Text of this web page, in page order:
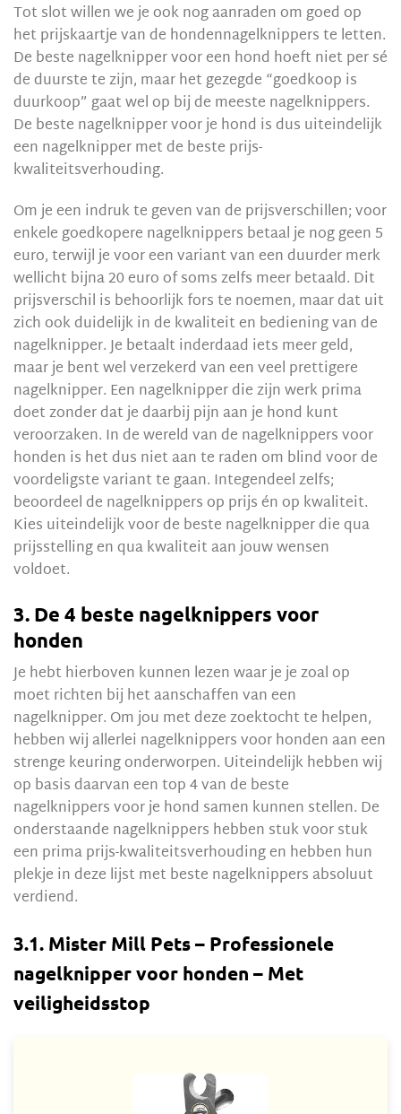
Tot slot willen we je ook nog aanraden om goed op
het prijskaartje van de hondennagelknippers te letten.
De beste nagelknipper voor een hond hoeft niet per sé
de duurste te zijn, maar het gezegde “goedkoop is
duurkoop” gaat wel op bij de meeste nagelknippers.
De beste nagelknipper voor je hond is dus uiteindelijk
een nagelknipper met de beste prijs-
kwaliteitsverhouding.
Om je een indruk te geven van de prijsverschillen; voor
enkele goedkopere nagelknippers betaal je nog geen 5
euro, terwijl je voor een variant van een duurder merk
wellicht bijna 20 euro of soms zelfs meer betaald. Dit
prijsverschil is behoorlijk fors te noemen, maar dat uit
zich ook duidelijk in de kwaliteit en bediening van de
nagelknipper. Je betaalt inderdaad iets meer geld,
maar je bent wel verzekerd van een veel prettigere
nagelknipper. Een nagelknipper die zijn werk prima
doet zonder dat je daarbij pijn aan je hond kunt
veroorzaken. In de wereld van de nagelknippers voor
honden is het dus niet aan te raden om blind voor de
voordeligste variant te gaan. Integendeel zelfs;
beoordeel de nagelknippers op prijs én op kwaliteit.
Kies uiteindelijk voor de beste nagelknipper die qua
prijsstelling en qua kwaliteit aan jouw wensen
voldoet.
3. De 4 beste nagelknippers voor
honden
Je hebt hierboven kunnen lezen waar je je zoal op
moet richten bij het aanschaffen van een
nagelknipper. Om jou met deze zoektocht te helpen,
hebben wij allerlei nagelknippers voor honden aan een
strenge keuring onderworpen. Uiteindelijk hebben wij
op basis daarvan een top 4 van de beste
nagelknippers voor je hond samen kunnen stellen. De
onderstaande nagelknippers hebben stuk voor stuk
een prima prijs-kwaliteitsverhouding en hebben hun
plekje in deze lijst met beste nagelknippers absoluut
verdiend.
3.1. Mister Mill Pets – Professionele
nagelknipper voor honden – Met
veiligheidsstop